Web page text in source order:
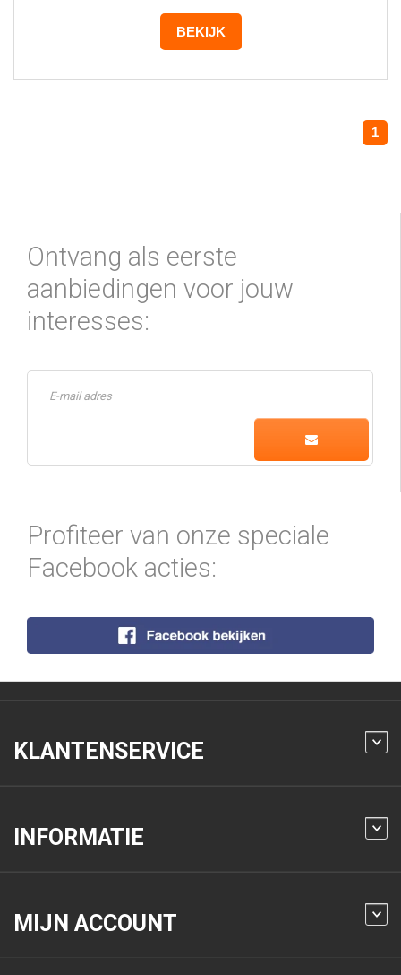
BEKIJK
1
Ontvang als eerste
aanbiedingen voor jouw
interesses:
Profiteer van onze speciale
Facebook acties:
KLANTENSERVICE
INFORMATIE
MIJN ACCOUNT